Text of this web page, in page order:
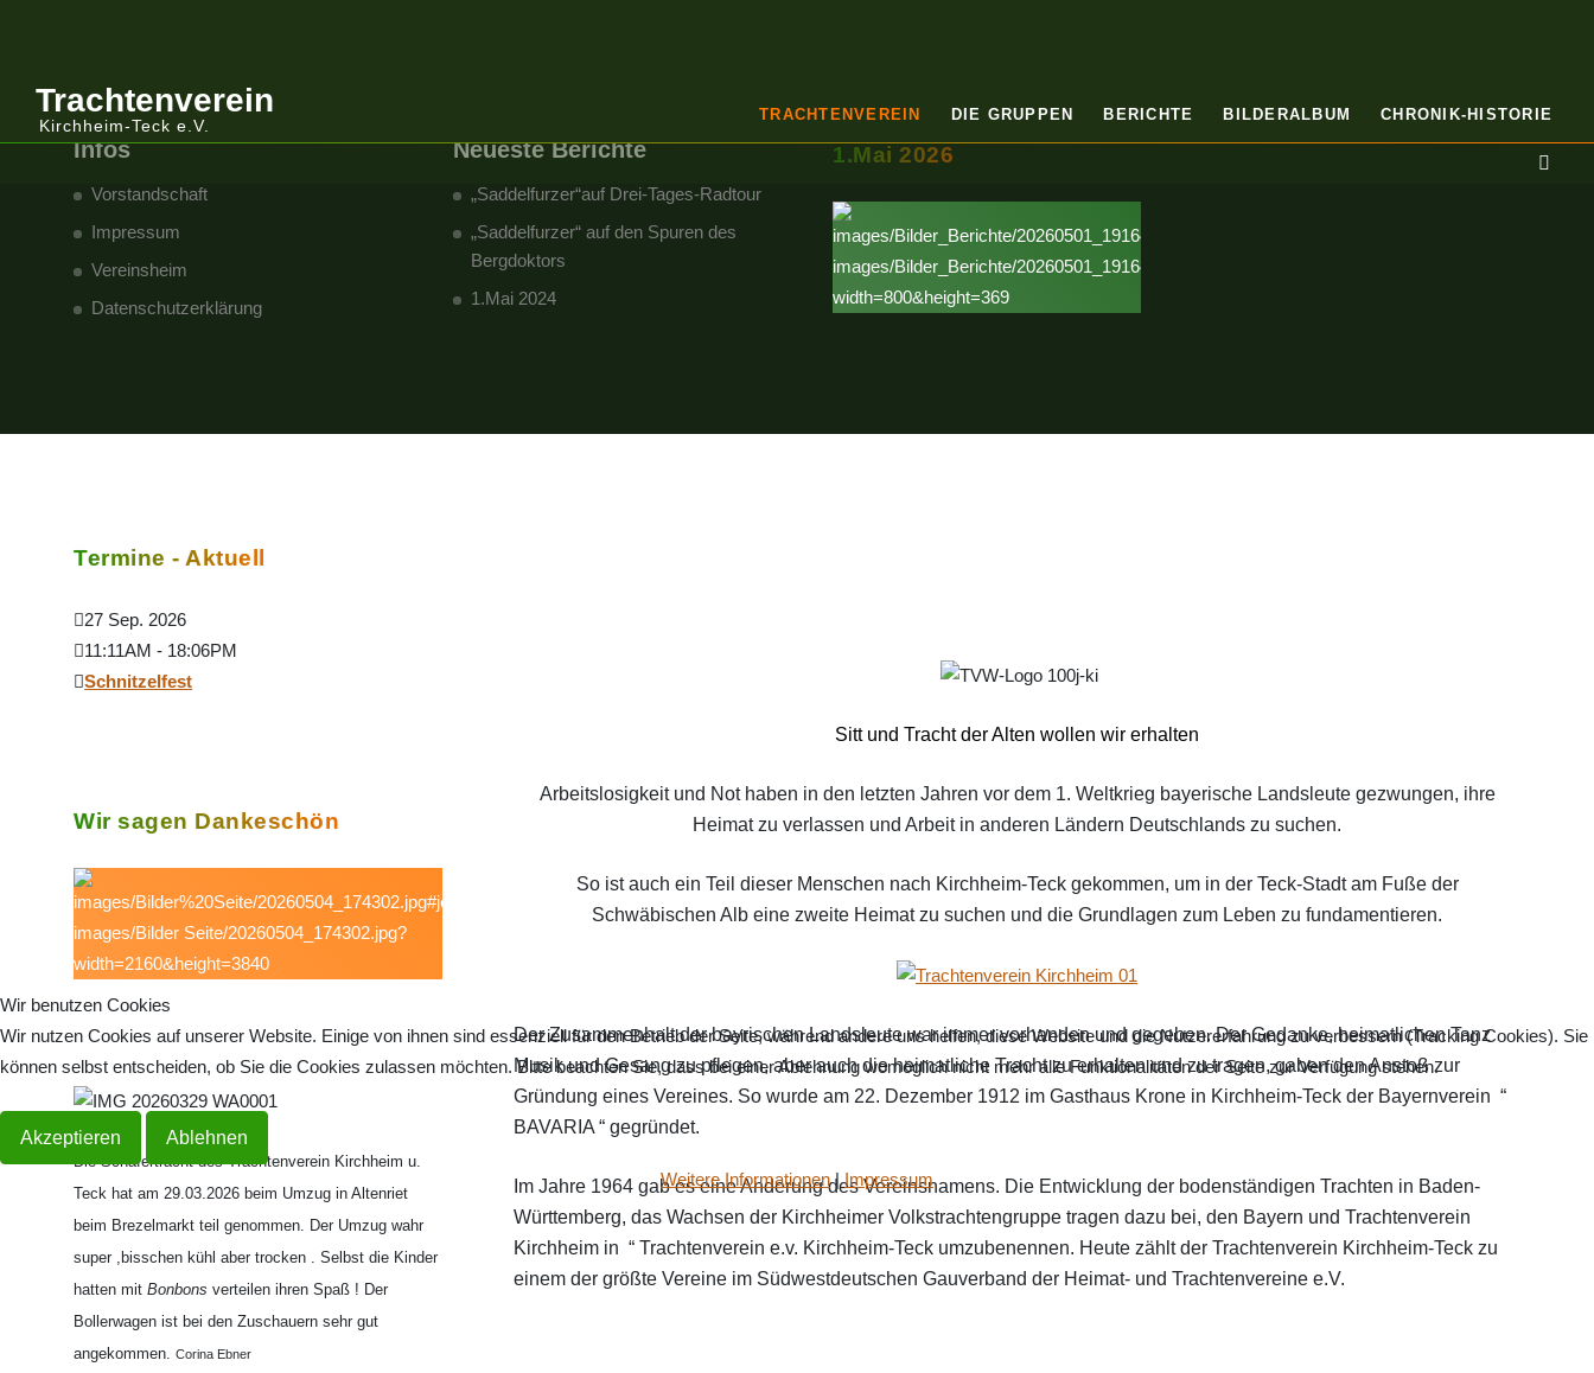
Trachtenverein
Kirchheim-Teck e.V.
TRACHTENVEREIN DIE GRUPPEN BERICHTE BILDERALBUM CHRONIK-HISTORIE
Infos
Vorstandschaft
Impressum
Vereinsheim
Datenschutzerklärung
Neueste Berichte
„Saddelfurzer“auf Drei-Tages-Radtour
„Saddelfurzer“ auf den Spuren des
Bergdoktors
1.Mai 2024
1.Mai 2026
Termine - Aktuell
27 Sep. 2026
11:11AM - 18:06PM
Schnitzelfest
Wir sagen Dankeschön
Die Schäfertracht des Trachtenverein Kirchheim u.
Teck hat am 29.03.2026 beim Umzug in Altenriet
beim Brezelmarkt teil genommen. Der Umzug wahr
super ,bisschen kühl aber trocken . Selbst die Kinder
hatten mit Bonbons verteilen ihren Spaß ! Der
Bollerwagen ist bei den Zuschauern sehr gut
angekommen. Corina Ebner
Sitt und Tracht der Alten wollen wir erhalten
Arbeitslosigkeit und Not haben in den letzten Jahren vor dem 1. Weltkrieg bayerische Landsleute gezwungen, ihre
Heimat zu verlassen und Arbeit in anderen Ländern Deutschlands zu suchen.
So ist auch ein Teil dieser Menschen nach Kirchheim-Teck gekommen, um in der Teck-Stadt am Fuße der
Schwäbischen Alb eine zweite Heimat zu suchen und die Grundlagen zum Leben zu fundamentieren.
Der Zusammenhalt der bayrischen Landsleute war immer vorhanden und gegeben. Der Gedanke, heimatlichen Tanz
Musik und Gesang zu pflegen, aber auch die heimatliche Tracht zu erhalten und zu tragen, gaben den Anstoß zur
Gründung eines Vereines. So wurde am 22. Dezember 1912 im Gasthaus Krone in Kirchheim-Teck der Bayernverein “
BAVARIA “ gegründet.
Im Jahre 1964 gab es eine Anderung des Vereinsnamens. Die Entwicklung der bodenständigen Trachten in Baden-
Württemberg, das Wachsen der Kirchheimer Volkstrachtengruppe tragen dazu bei, den Bayern und Trachtenverein
Kirchheim in “ Trachtenverein e.v. Kirchheim-Teck umzubenennen. Heute zählt der Trachtenverein Kirchheim-Teck zu
einem der größte Vereine im Südwestdeutschen Gauverband der Heimat- und Trachtenvereine e.V.
Wir benutzen Cookies
Wir nutzen Cookies auf unserer Website. Einige von ihnen sind essenziell für den Betrieb der Seite, während andere uns helfen, diese Website und die Nutzererfahrung zu verbessern (Tracking Cookies). Sie
können selbst entscheiden, ob Sie die Cookies zulassen möchten. Bitte beachten Sie, dass bei einer Ablehnung womöglich nicht mehr alle Funktionalitäten der Seite zur Verfügung stehen.
Akzeptieren Ablehnen
Weitere Informationen|Impressum